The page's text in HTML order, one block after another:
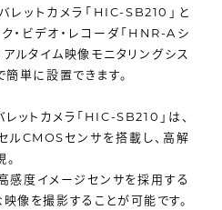
ットカメラ「HIC-SB210」と
・ビデオ・レコーダ「HNR-Aシ
ルタイム映像モニタリングシス
簡単に設置できます。
トカメラ「HIC-SB210」は、
CMOSセンサを搭載し、高解
度イメージセンサを採用する
像を撮影することが可能です。